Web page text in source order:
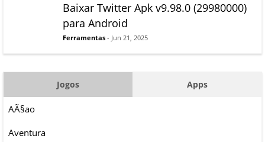
Baixar Twitter Apk v9.98.0 (29980000)
para Android
Ferramentas - Jun 21, 2025
Jogos Apps
AÃ§ao
Aventura